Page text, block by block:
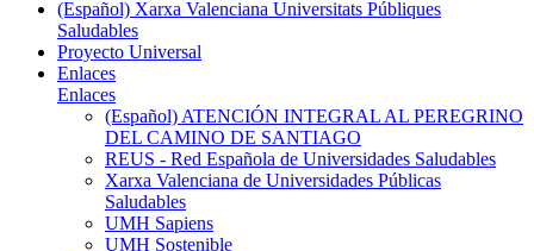
(Español) Xarxa Valenciana Universitats Públiques
Saludables
Proyecto Universal
Enlaces
Enlaces
(Español) ATENCIÓN INTEGRAL AL PEREGRINO
DEL CAMINO DE SANTIAGO
REUS - Red Española de Universidades Saludables
Xarxa Valenciana de Universidades Públicas
Saludables
UMH Sapiens
UMH Sostenible